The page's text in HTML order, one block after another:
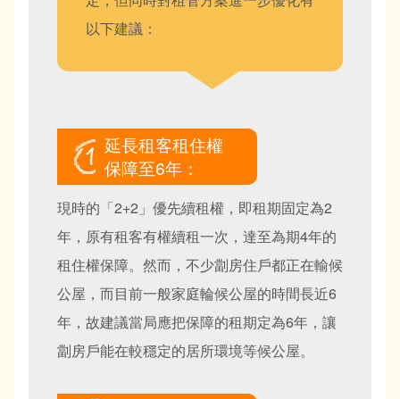
以下建議：
延長租客租住權
保障至6年：
現時的「2+2」優先續租權，即租期固定為2
年，原有租客有權續租一次，達至為期4年的
租住權保障。然而，不少劏房住戶都正在輸候
公屋，而目前一般家庭輪候公屋的時間長近6
年，故建議當局應把保障的租期定為6年，讓
劏房戶能在較穩定的居所環境等候公屋。